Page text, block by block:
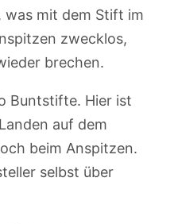
was mit dem Stift im
zwecklos,
brechen.
Buntstifte. Hier ist
auf dem
beim Anspitzen.
selbst über